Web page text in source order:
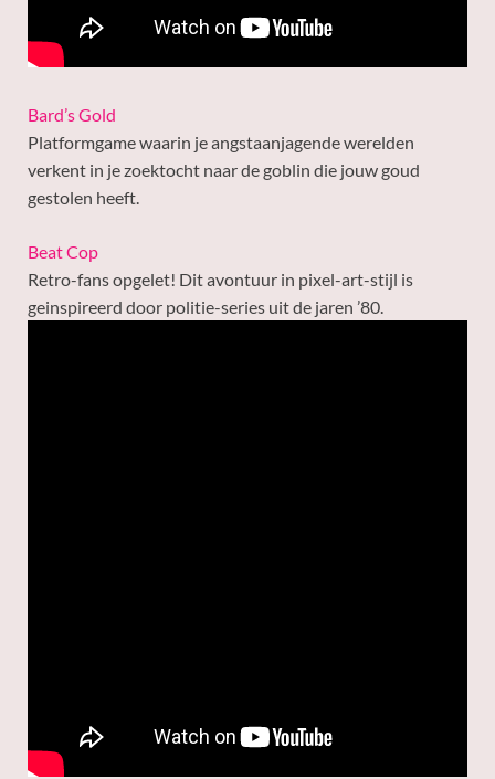
Bard’s Gold
Platformgame waarin je angstaanjagende werelden
verkent in je zoektocht naar de goblin die jouw goud
gestolen heeft.
Beat Cop
Retro-fans opgelet! Dit avontuur in pixel-art-stijl is
geinspireerd door politie-series uit de jaren ’80.